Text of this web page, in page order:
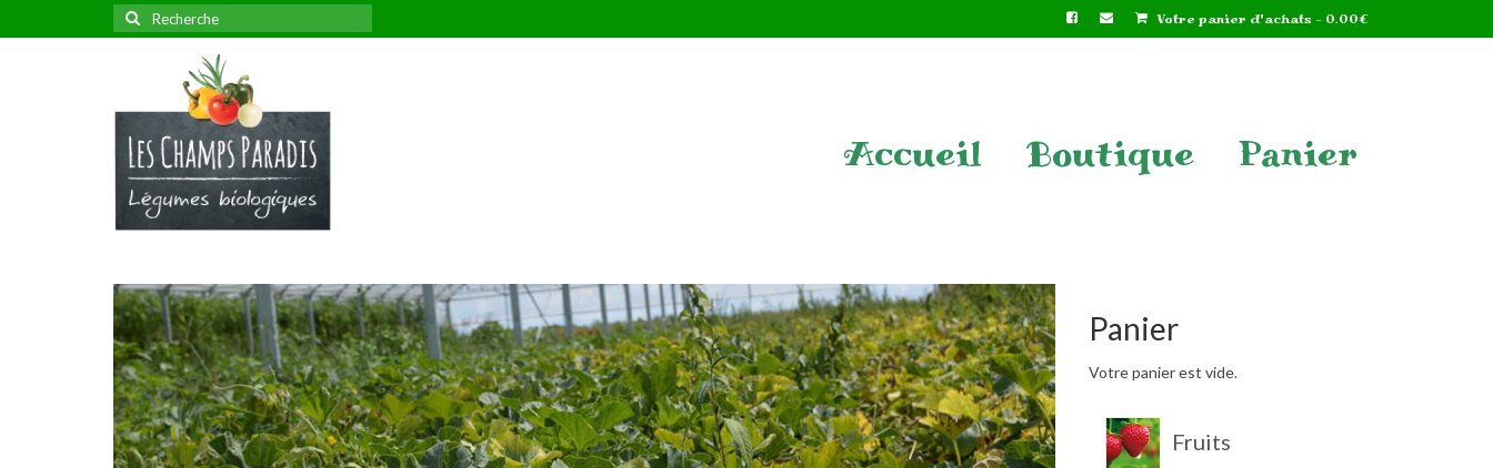
Votre panier d'achats - 0.00€
Accueil Boutique Panier
Panier
Votre panier est vide.
Fruits